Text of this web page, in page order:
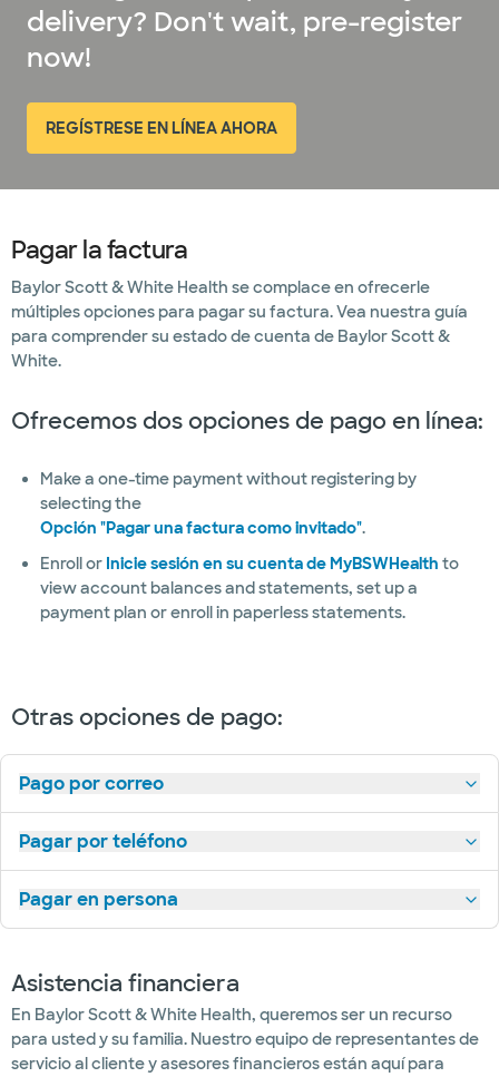
Pediatría
Atención
Neumología
y Terapia
Reumatología
Cuidado de
la
escoliosis
Medicina
deportiva
Servicios
quirúrgicos
de
urgencias
la mujer
delivery? Don't wait, pre-register
now!
REGÍSTRESE EN LÍNEA AHORA
(abre en ventana nueva)
Pagar la factura
Baylor Scott & White Health se complace en ofrecerle
múltiples opciones para pagar su factura. Vea nuestra guía
para comprender su estado de cuenta de Baylor Scott &
White.
Ofrecemos dos opciones de pago en línea:
Make a one-time payment without registering by
selecting the
Opción "Pagar una factura como invitado".
Enroll or Inicie sesión en su cuenta de MyBSWHealth to
view account balances and statements, set up a
payment plan or enroll in paperless statements.
Otras opciones de pago:
Pago por correo
Pagar por teléfono
Pagar en persona
Asistencia financiera
En Baylor Scott & White Health, queremos ser un recurso
para usted y su familia. Nuestro equipo de representantes de
servicio al cliente y asesores financieros están aquí para